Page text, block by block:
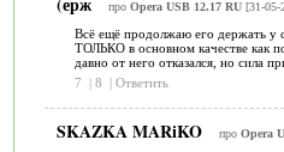
про Opera USB 12.17 RU[31-05-
Всё ещё продолжаю его держать у
ТОЛЬКО в основном качестве как
давно от него отказался, но сила
7
8 Ответить
SKAZKA MARiKO про Opera